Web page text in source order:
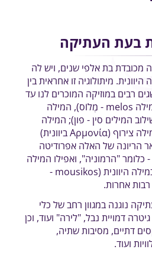
בעת העתיקה
מכובדת בת אלפי שנים, ויש לה
מיתולוגיה זו אחראית בין
רבים במוזיקה המוכרים לנו עד
היום, כגון "מלודיה" (מהמילה melos - מֶלוֹס), המילה
המילים סין - פון); המילה
"הרמוניה" שמקורה מהמילה צירוף (Αρμονία ביוונית)
הריונה של האלה אפרודיטה
"הרמוניה", ואפילו המילה
"מוזיקה" עצמה מקורה במילה היוונית (mousikos -
רבות אחרות.
נוגנה במגוון רחב של כלי
דמויית נבל, "לירה" ועוד, וכן
דתיים, מסיבות שתיה,
ועוד.